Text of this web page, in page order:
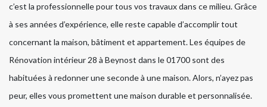
c’est la professionnelle pour tous vos travaux dans ce milieu. Grâce
à ses années d’expérience, elle reste capable d’accomplir tout
concernant la maison, bâtiment et appartement. Les équipes de
Rénovation intérieur 28 à Beynost dans le 01700 sont des
habituées à redonner une seconde à une maison. Alors, n’ayez pas
peur, elles vous promettent une maison durable et personnalisée.